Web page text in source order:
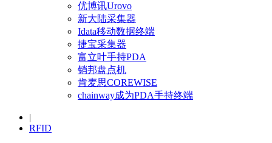
优博讯Urovo
新大陆采集器
Idata移动数据终端
捷宝采集器
富立叶手持PDA
销邦盘点机
肯麦思COREWISE
chainway成为PDA手持终端
|
RFID